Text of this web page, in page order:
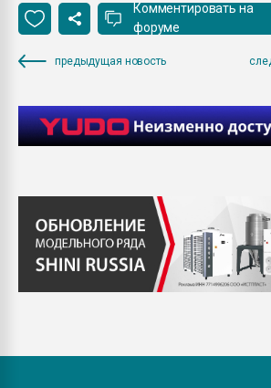
Комментировать на
форуме
предыдущая новость